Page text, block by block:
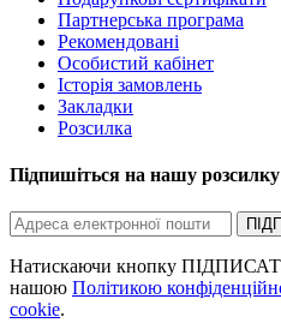
Партнерська програма
Рекомендовані
Особистий кабінет
Історія замовлень
Закладки
Розсилка
Підпишіться на нашу розсилку
Натискаючи кнопку
нашою Політикою
cookie.